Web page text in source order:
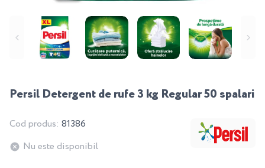
Persil Detergent de rufe 3 kg Regular 50 spalari
Cod produs: 81386
Nu este disponibil